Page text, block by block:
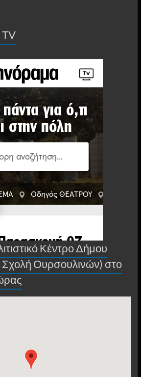
ΤV
Κέντρο Δήμου
Ουρσουλινών) στο